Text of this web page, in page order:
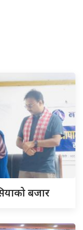
बजार